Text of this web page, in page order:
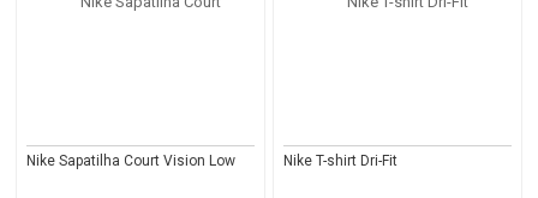
Nike Sapatilha Court Vision Low Nike T-shirt Dri-Fit